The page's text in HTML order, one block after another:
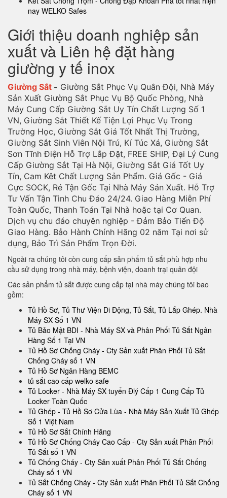
nay WELKO Safes
Giới thiệu doanh nghiệp sản
xuất và Liên hệ đặt hàng
giường y tế inox
Giường Sắt - Giường Sắt Phục Vụ Quân Đội, Nhà Máy
Sản Xuất Giường Sắt Phục Vụ Bộ Quốc Phòng, Nhà
Máy Cung Cấp Giường Sắt Uy Tín Chất Lượng Số 1
VN, Giường Sắt Thiết Kế Tiện Lợi Phục Vụ Trong
Trường Học, Giường Sắt Giá Tốt Nhất Thị Trường,
Giường Sắt Sinh Viên Nội Trú, Kí Túc Xá, Giường Sắt
Sơn Tĩnh Điện Hỗ Trợ Lắp Đặt, FREE SHIP, Đại Lý Cung
Cấp Giường Sắt Tại Hà Nội, Giường Sắt Giá Tốt Uy
Tín, Cam Kêt Chất Lượng Sản Phẩm. Giá Gốc - Giá
Cực SOCK, Rẻ Tận Gốc Tại Nhà Máy Sản Xuất. Hỗ Trợ
Tư Vấn Tận Tình Chu Đáo 24/24. Giao Hàng Miễn Phí
Toàn Quốc, Thanh Toán Tại Nhà hoặc tại Cơ Quan.
Dịch vụ chu đáo chuyên nghiệp - Đảm Bảo Tiến Độ
Giao Hàng. Bảo Hành Chính Hãng 02 năm Tại nơi sử
dụng, Bảo Trì Sản Phẩm Trọn Đời.
Ngoài ra chúng tôi còn cung cấp sản phẩm tủ sắt phù hợp nhu
cầu sử dụng trong nhà máy, bệnh viện, doanh trại quân đội
Các sản phẩm tủ sắt được cung cấp tại nhà máy chúng tôi bao
gồm:
Tủ Hồ Sơ, Tủ Thư Viện Di Động, Tủ Sắt, Tủ Lắp Ghép. Nhà
Máy SX Số 1 VN
Tủ Bảo Mật BDI - Nhà Máy SX và Phân Phối Tủ Sắt Ngân
Hàng Số 1 Tại VN
Tủ Hồ Sơ Chống Cháy - Cty Sản xuất Phân Phối Tủ Sắt
Chống Cháy số 1 VN
Tủ Hồ Sơ Ngân Hàng BEMC
tủ sắt cao cấp welko safe
Tủ Locker - Nhà Máy SX tuyển Đlý Cấp 1 Cung Cấp Tủ
Locker Toàn Quốc
Tủ Ghép - Tủ Hồ Sơ Cửa Lùa - Nhà Máy Sản Xuất Tủ Ghép
Số 1 Việt Nam
Tủ Hồ Sơ Sắt Chính Hãng
Tủ Hồ Sơ Chống Cháy Cao Cấp - Cty Sản xuất Phân Phối
Tủ Sắt số 1 VN
Tủ Chống Cháy - Cty Sản xuất Phân Phối Tủ Sắt Chống
Cháy số 1 VN
Tủ Sắt Chống Cháy - Cty Sản xuất Phân Phối Tủ Sắt Chống
Cháy số 1 VN